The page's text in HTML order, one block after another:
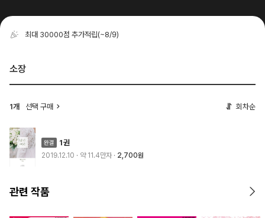
최대 30000점 추가적립(~8/9)
소장
1개 선택 구매 회차순
1권
2019.12.10 · 약 11.4만자 2,700원
관련 작품